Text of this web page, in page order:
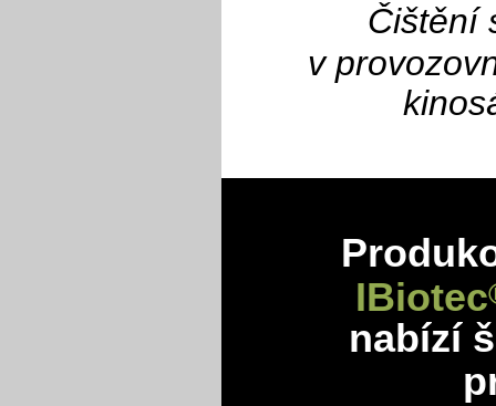
Čištění
v
IBiotec
nabízí